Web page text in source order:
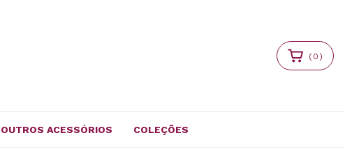
( 0 )
OUTROS ACESSÓRIOS COLEÇÕES